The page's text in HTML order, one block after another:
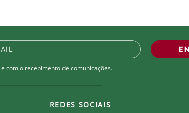
e com o recebimento de comunicações.
REDES SOCIAIS